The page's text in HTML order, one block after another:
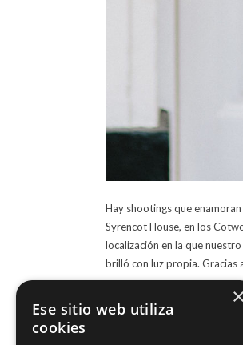
Hay shootings que
Syrencot House, en los
localización en la que
brilló con luz propia. Gracias
×
Ese sitio web utiliza
cookies